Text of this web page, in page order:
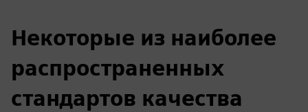
Некоторые из наиболее
распространенных
стандартов качества